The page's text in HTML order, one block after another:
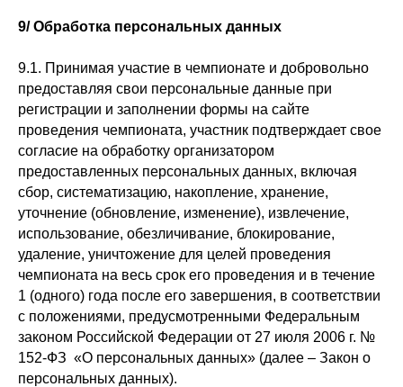
9/ Обработка персональных данных
9.1. Принимая участие в чемпионате и добровольно
предоставляя свои персональные данные при
регистрации и заполнении формы на сайте
проведения чемпионата, участник подтверждает свое
согласие на обработку организатором
предоставленных персональных данных, включая
сбор, систематизацию, накопление, хранение,
уточнение (обновление, изменение), извлечение,
использование, обезличивание, блокирование,
удаление, уничтожение для целей проведения
чемпионата на весь срок его проведения и в течение
1 (одного) года после его завершения, в соответствии
с положениями, предусмотренными Федеральным
законом Российской Федерации от 27 июля 2006 г. №
152-ФЗ «О персональных данных» (далее – Закон о
персональных данных).
Подписывайтесь,
чтобы узнать больше
ВКонтакте